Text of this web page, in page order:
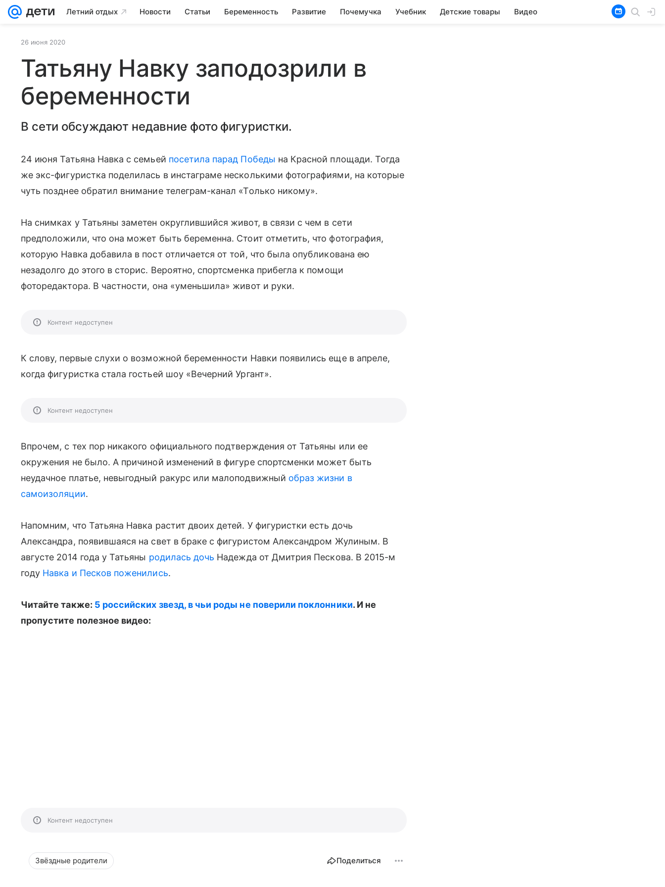
Летний отдых Новости Статьи Беременность Развитие Почемучка Учебник Детские товары Видео
26 июня 2020
Татьяну Навку заподозрили в
беременности
В сети обсуждают недавние фото фигуристки.
24 июня Татьяна Навка с семьей посетила парад Победы на Красной площади. Тогда
же экс-фигуристка поделилась в инстаграме несколькими фотографиями, на которые
чуть позднее обратил внимание телеграм-канал «Только никому».
На снимках у Татьяны заметен округлившийся живот, в связи с чем в сети
предположили, что она может быть беременна. Стоит отметить, что фотография,
которую Навка добавила в пост отличается от той, что была опубликована ею
незадолго до этого в сторис. Вероятно, спортсменка прибегла к помощи
фоторедактора. В частности, она «уменьшила» живот и руки.
Контент недоступен
К слову, первые слухи о возможной беременности Навки появились еще в апреле,
когда фигуристка стала гостьей шоу «Вечерний Ургант».
Контент недоступен
Впрочем, с тех пор никакого официального подтверждения от Татьяны или ее
окружения не было. А причиной изменений в фигуре спортсменки может быть
неудачное платье, невыгодный ракурс или малоподвижный образ жизни в
самоизоляции.
Напомним, что Татьяна Навка растит двоих детей. У фигуристки есть дочь
Александра, появившаяся на свет в браке с фигуристом Александром Жулиным. В
августе 2014 года у Татьяны родилась дочь Надежда от Дмитрия Пескова. В 2015-м
году Навка и Песков поженились.
Читайте также: 5 российских звезд, в чьи роды не поверили поклонники. И не
пропустите полезное видео:
Контент недоступен
Звёздные родители Поделиться